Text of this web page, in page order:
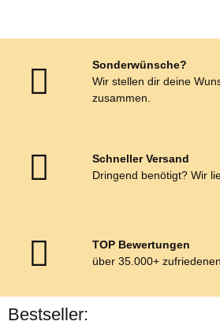
Sonderwünsche?
Wir stellen dir deine
zusammen.
Schneller Versand
Dringend benötigt? Wir
TOP Bewertungen
über 35.000+
Bestseller: